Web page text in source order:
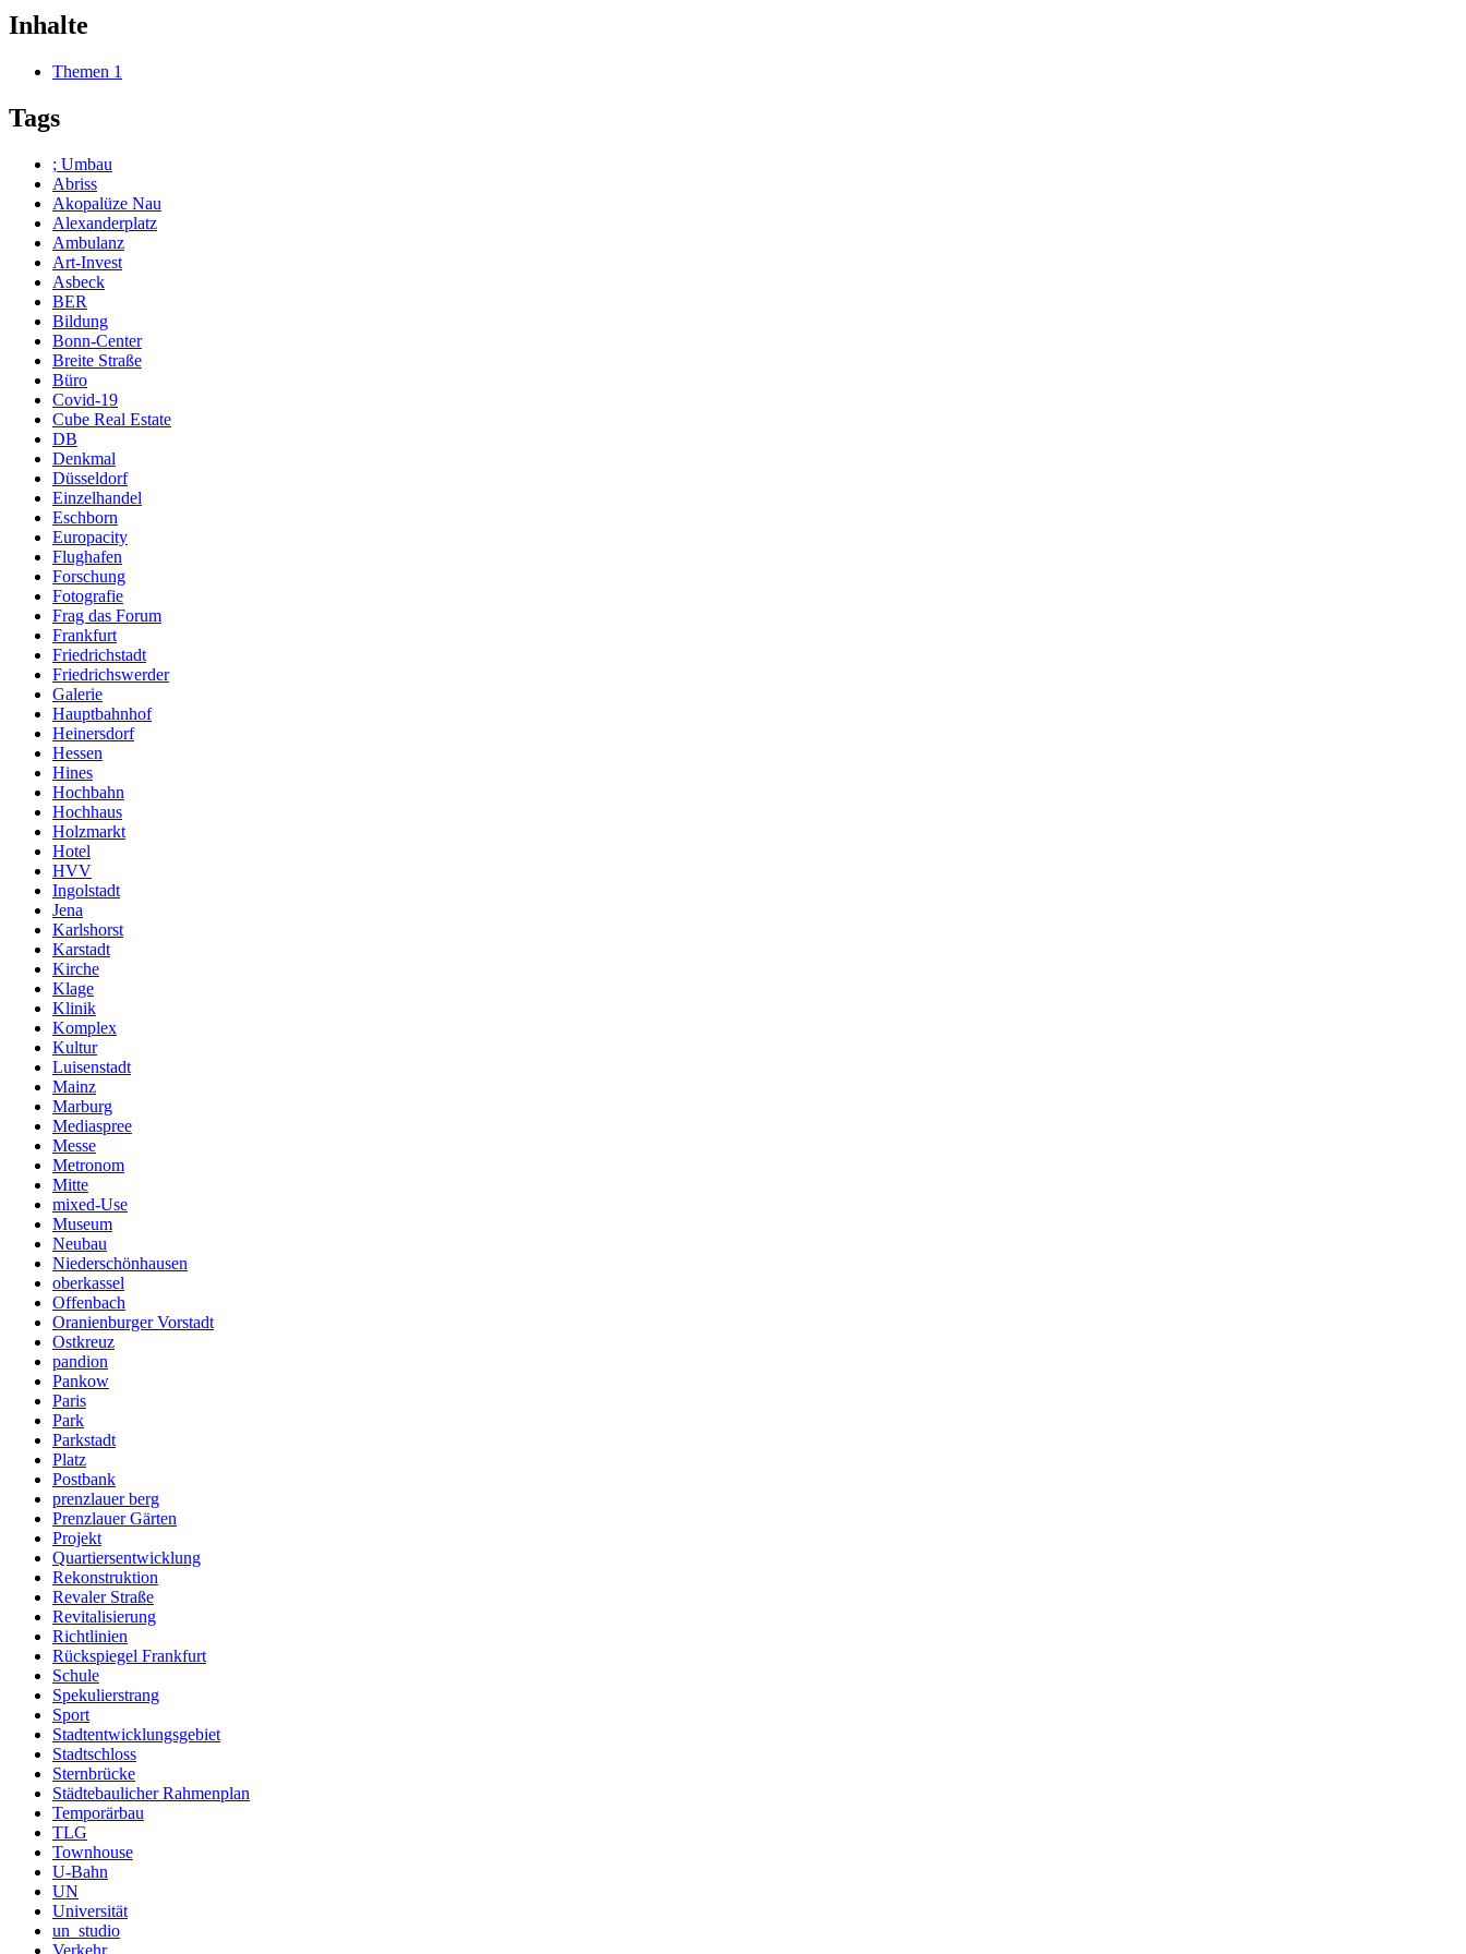
Inhalte
Themen 1
Tags
; Umbau
Abriss
Akopalüze Nau
Alexanderplatz
Ambulanz
Art-Invest
Asbeck
BER
Bildung
Bonn-Center
Breite Straße
Büro
Covid-19
Cube Real Estate
DB
Denkmal
Düsseldorf
Einzelhandel
Eschborn
Europacity
Flughafen
Forschung
Fotografie
Frag das Forum
Frankfurt
Friedrichstadt
Friedrichswerder
Galerie
Hauptbahnhof
Heinersdorf
Hessen
Hines
Hochbahn
Hochhaus
Holzmarkt
Hotel
HVV
Ingolstadt
Jena
Karlshorst
Karstadt
Kirche
Klage
Klinik
Komplex
Kultur
Luisenstadt
Mainz
Marburg
Mediaspree
Messe
Metronom
Mitte
mixed-Use
Museum
Neubau
Niederschönhausen
oberkassel
Offenbach
Oranienburger Vorstadt
Ostkreuz
pandion
Pankow
Paris
Park
Parkstadt
Platz
Postbank
prenzlauer berg
Prenzlauer Gärten
Projekt
Quartiersentwicklung
Rekonstruktion
Revaler Straße
Revitalisierung
Richtlinien
Rückspiegel Frankfurt
Schule
Spekulierstrang
Sport
Stadtentwicklungsgebiet
Stadtschloss
Sternbrücke
Städtebaulicher Rahmenplan
Temporärbau
TLG
Townhouse
U-Bahn
UN
Universität
un_studio
Verkehr